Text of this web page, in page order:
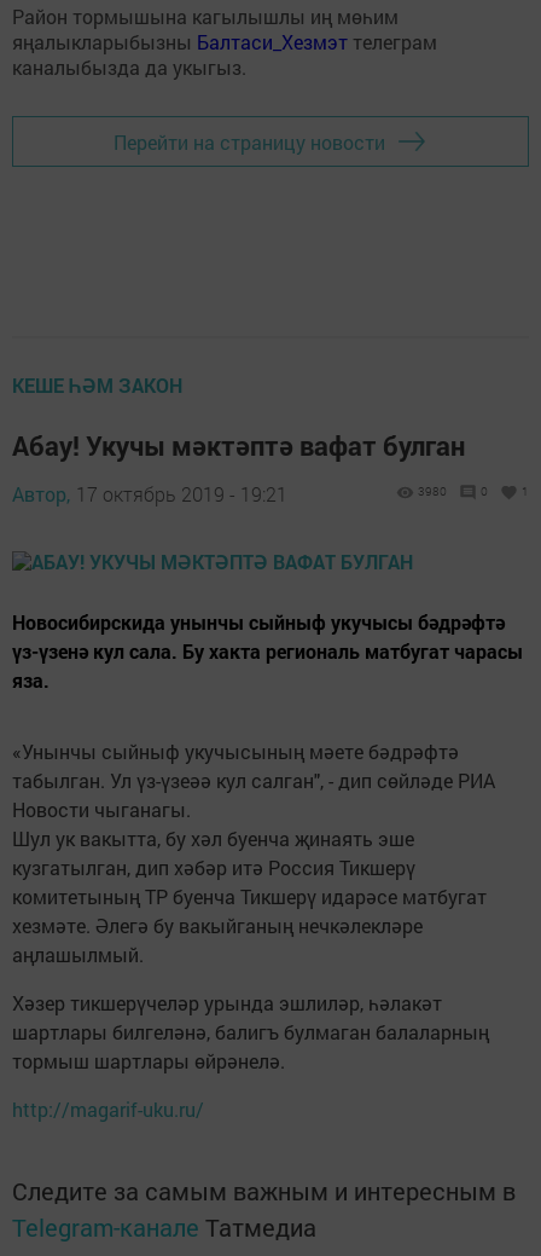
Район тормышына кагылышлы иң мөһим
яңалыкларыбызны Балтаси_Хезмэт телеграм
каналыбызда да укыгыз.
Перейти на страницу новости
КЕШЕ ҺӘМ ЗАКОН
Абау! Укучы мәктәптә вафат булган
Автор, 17 октябрь 2019 - 19:21 3980 0 1
Новосибирскида унынчы сыйныф укучысы бәдрәфтә
үз-үзенә кул сала. Бу хакта региональ матбугат чарасы
яза.
«Унынчы сыйныф укучысының мәете бәдрәфтә
табылган. Ул үз-үзеәә кул салган", - дип сөйләде РИА
Новости чыганагы.
Шул ук вакытта, бу хәл буенча җинаять эше
кузгатылган, дип хәбәр итә Россия Тикшерү
комитетының ТР буенча Тикшерү идарәсе матбугат
хезмәте. Әлегә бу вакыйганың нечкәлекләре
аңлашылмый.
Хәзер тикшерүчеләр урында эшлиләр, һәлакәт
шартлары билгеләнә, балигъ булмаган балаларның
тормыш шартлары өйрәнелә.
http://magarif-uku.ru/
Следите за самым важным и интересным в
Telegram-канале Татмедиа